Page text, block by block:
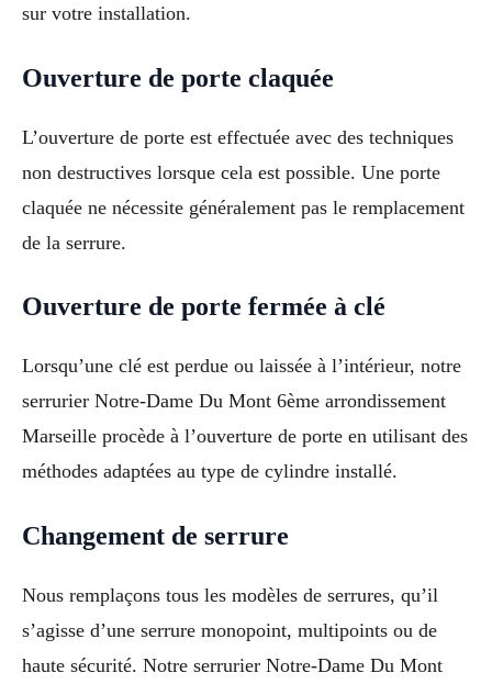
sur votre installation.
Ouverture de porte claquée
L’ouverture de porte est effectuée avec des techniques
non destructives lorsque cela est possible. Une porte
claquée ne nécessite généralement pas le remplacement
de la serrure.
Ouverture de porte fermée à clé
Lorsqu’une clé est perdue ou laissée à l’intérieur, notre
serrurier Notre-Dame Du Mont 6ème arrondissement
Marseille procède à l’ouverture de porte en utilisant des
méthodes adaptées au type de cylindre installé.
Changement de serrure
Nous remplaçons tous les modèles de serrures, qu’il
s’agisse d’une serrure monopoint, multipoints ou de
haute sécurité. Notre serrurier Notre-Dame Du Mont